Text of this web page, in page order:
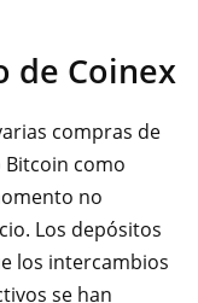
de Coinex
compras de
Bitcoin como
no
Los depósitos
los intercambios
se han